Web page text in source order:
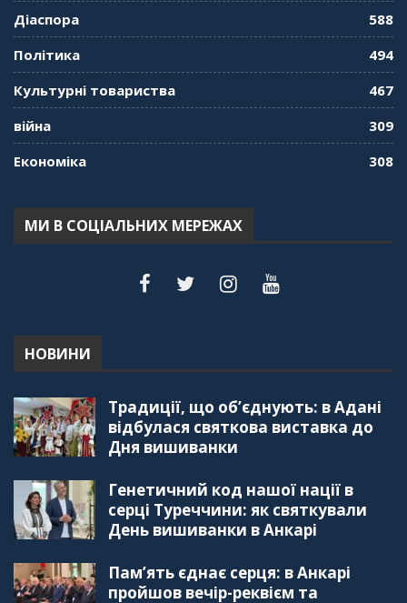
кримськотатарського прапора. Феріде Шахін
"Дзеркало діаспори". Випуск 8. Розмова з
Послом
"Дзеркало діаспори". Випуск 6. Можливості
рада українських громад Туреччини
56:20
"Дзеркало діаспори". Випуск 3. Вища освіта:
59:38
"Дзеркало діаспори", Випуск 2, Як вивчити
57:18
Діаспора
588
Політика
494
Культурні товариства
467
війна
309
Економіка
308
МИ В СОЦІАЛЬНИХ МЕРЕЖАХ
НОВИНИ
Традиції, що об’єднують: в Адані
відбулася святкова виставка до
Дня вишиванки
Генетичний код нашої нації в
серці Туреччини: як святкували
День вишиванки в Анкарі
Пам’ять єднає серця: в Анкарі
пройшов вечір-реквієм та